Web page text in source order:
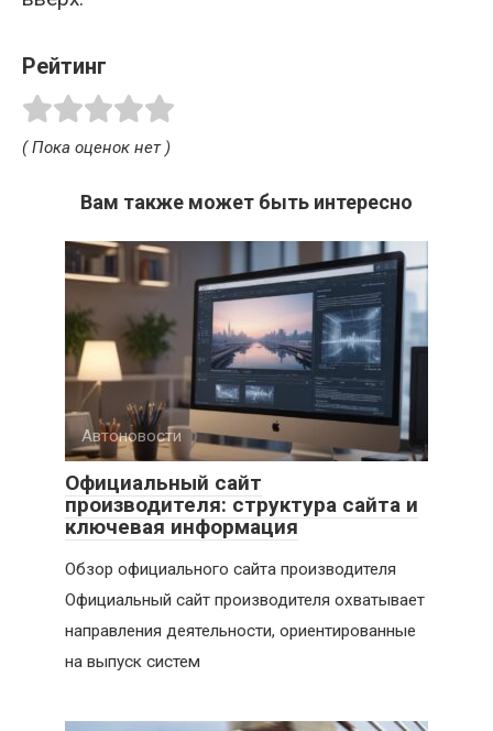
Рейтинг
( Пока оценок нет )
Вам также может быть интересно
Автоновости
Официальный сайт
производителя: структура сайта и
ключевая информация
Обзор официального сайта производителя
Официальный сайт производителя охватывает
направления деятельности, ориентированные
на выпуск систем